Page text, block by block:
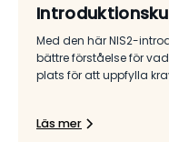
Med den här NIS2-
bättre förståelse för
plats för att uppfylla
Läs mer